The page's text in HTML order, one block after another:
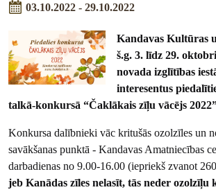
03.10.2022 - 29.10.2022
Kandavas Kultūras
š.g. 3. līdz 29.
novada izglītības
interesentus
talkā-konkursā “Čaklākais zīļu vācējs
Konkursa dalībnieki vāc kritušās ozolzīles un
savākšanas punktā - Kandavas Amatniecības
darbadienas no 9.00-16.00 (iepriekš zvanot
jeb Kanādas zīles nelasīt, tās neder ozolzīļu